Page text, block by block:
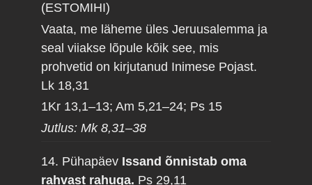
(ESTOMIHI)
Vaata, me läheme üles Jeruusalemma ja
seal viiakse lõpule kõik see, mis
prohvetid on kirjutanud Inimese Pojast.
Lk 18,31
1Kr 13,1–13; Am 5,21–24; Ps 15
Jutlus: Mk 8,31–38
14. Pühapäev Issand õnnistab oma
rahvast rahuga. Ps 29,11